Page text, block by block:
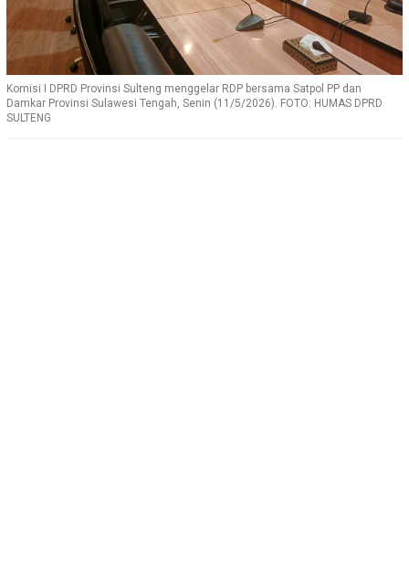
Komisi I DPRD Provinsi Sulteng menggelar RDP bersama Satpol PP dan
Damkar Provinsi Sulawesi Tengah, Senin (11/5/2026). FOTO: HUMAS DPRD
SULTENG